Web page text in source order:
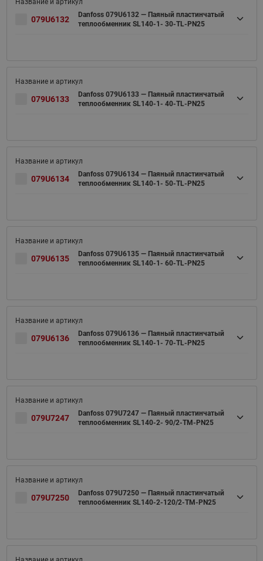
079U6132
Danfoss 079U6132 — Паяный пластинчатый
теплообменник SL140-1- 30-TL-PN25
079U6133
Danfoss 079U6133 — Паяный пластинчатый
теплообменник SL140-1- 40-TL-PN25
079U6134
Danfoss 079U6134 — Паяный пластинчатый
теплообменник SL140-1- 50-TL-PN25
079U6135
Danfoss 079U6135 — Паяный пластинчатый
теплообменник SL140-1- 60-TL-PN25
079U6136
Danfoss 079U6136 — Паяный пластинчатый
теплообменник SL140-1- 70-TL-PN25
079U7247
Danfoss 079U7247 — Паяный пластинчатый
теплообменник SL140-2- 90/2-TM-PN25
079U7250
Danfoss 079U7250 — Паяный пластинчатый
теплообменник SL140-2-120/2-TM-PN25